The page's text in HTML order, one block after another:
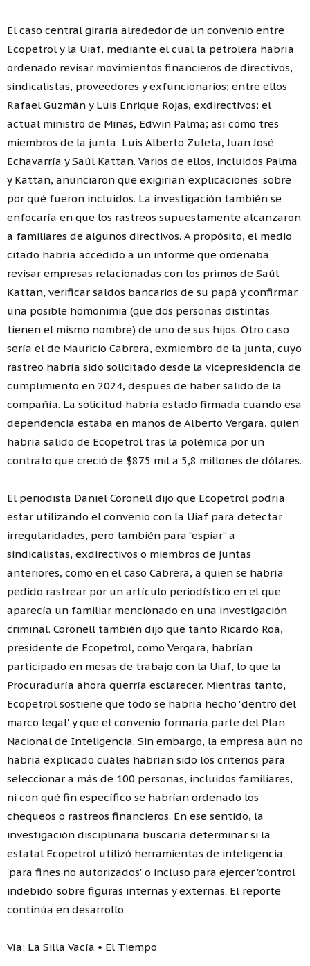
El caso central giraría alrededor de un convenio entre
Ecopetrol y la Uiaf, mediante el cual la petrolera habría
ordenado revisar movimientos financieros de directivos,
sindicalistas, proveedores y exfuncionarios; entre ellos
Rafael Guzmán y Luis Enrique Rojas, exdirectivos; el
actual ministro de Minas, Edwin Palma; así como tres
miembros de la junta: Luis Alberto Zuleta, Juan José
Echavarría y Saúl Kattan. Varios de ellos, incluidos Palma
y Kattan, anunciaron que exigirían 'explicaciones' sobre
por qué fueron incluidos. La investigación también se
enfocaría en que los rastreos supuestamente alcanzaron
a familiares de algunos directivos. A propósito, el medio
citado habría accedido a un informe que ordenaba
revisar empresas relacionadas con los primos de Saúl
Kattan, verificar saldos bancarios de su papá y confirmar
una posible homonimia (que dos personas distintas
tienen el mismo nombre) de uno de sus hijos. Otro caso
sería el de Mauricio Cabrera, exmiembro de la junta, cuyo
rastreo habría sido solicitado desde la vicepresidencia de
cumplimiento en 2024, después de haber salido de la
compañía. La solicitud habría estado firmada cuando esa
dependencia estaba en manos de Alberto Vergara, quien
habría salido de Ecopetrol tras la polémica por un
contrato que creció de $875 mil a 5,8 millones de dólares.
El periodista Daniel Coronell dijo que Ecopetrol podría
estar utilizando el convenio con la Uiaf para detectar
irregularidades, pero también para “espiar” a
sindicalistas, exdirectivos o miembros de juntas
anteriores, como en el caso Cabrera, a quien se habría
pedido rastrear por un artículo periodístico en el que
aparecía un familiar mencionado en una investigación
criminal. Coronell también dijo que tanto Ricardo Roa,
presidente de Ecopetrol, como Vergara, habrían
participado en mesas de trabajo con la Uiaf, lo que la
Procuraduría ahora querría esclarecer. Mientras tanto,
Ecopetrol sostiene que todo se habría hecho 'dentro del
marco legal' y que el convenio formaría parte del Plan
Nacional de Inteligencia. Sin embargo, la empresa aún no
habría explicado cuáles habrían sido los criterios para
seleccionar a más de 100 personas, incluidos familiares,
ni con qué fin específico se habrían ordenado los
chequeos o rastreos financieros. En ese sentido, la
investigación disciplinaria buscaría determinar si la
estatal Ecopetrol utilizó herramientas de inteligencia
'para fines no autorizados' o incluso para ejercer 'control
indebido' sobre figuras internas y externas. El reporte
continúa en desarrollo.
Vía: La Silla Vacía • El Tiempo